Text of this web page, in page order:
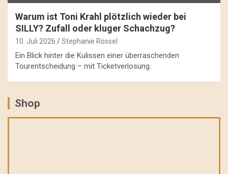
Warum ist Toni Krahl plötzlich wieder bei
SILLY? Zufall oder kluger Schachzug?
10. Juli 2026 Stephanie Rössel
Ein Blick hinter die Kulissen einer überraschenden
Tourentscheidung – mit Ticketverlosung.
Shop